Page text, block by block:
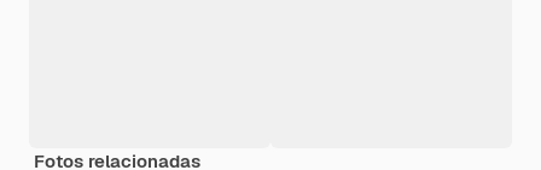
Fotos relacionadas